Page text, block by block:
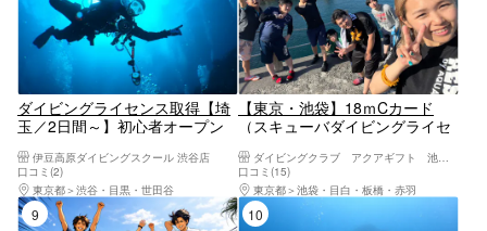
ダイビングライセンス取得【埼
玉／2日間～】初心者オープン
ング経験者向け！（初めてでも
受講可能です。）学割あり／ラ
ンチ付き可／グループ参加可／
初心者要相談／宿泊案内あり
伊豆高原ダイビングスクール 渋谷店
口コミ(2)
東京都
渋谷・目黒・世田谷
【東京・池袋】18ｍCカード
（スキューバダイビングライセ
ダイバーに！
ダイビングクラブ アクアギフト 池袋店
口コミ(15)
東京都
池袋・目白・板橋・赤羽
9位 10位